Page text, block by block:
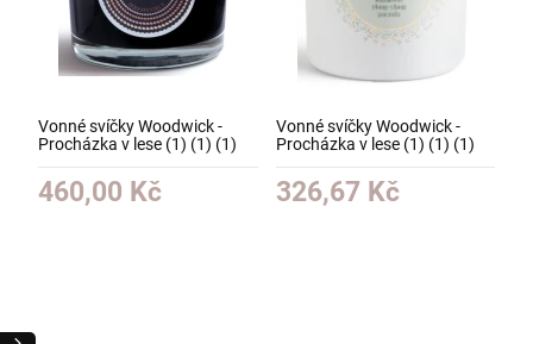
Vonné svíčky Woodwick -
Procházka v lese (1) (1) (1)
460,00 Kč
Vonné svíčky Woodwick -
Procházka v lese (1) (1) (1)
326,67 Kč